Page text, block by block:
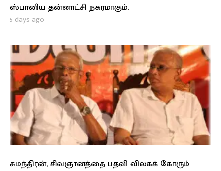
ஸ்பானிய தன்னாட்சி நகரமாகும்.
5 days ago
சுமந்திரன், சிவஞானத்தை பதவி விலகக் கோரும்